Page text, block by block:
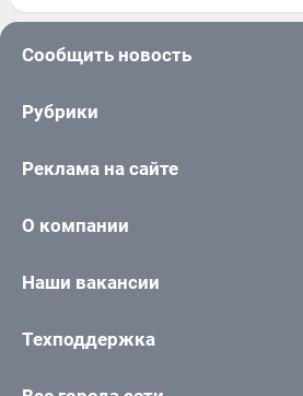
Сообщить новость
Рубрики
Реклама на сайте
О компании
Наши вакансии
Техподдержка